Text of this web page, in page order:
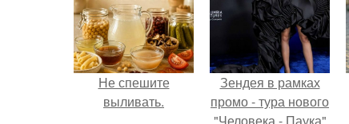
Не спешите
выливать.
Зендея в рамках
промо - тура нового